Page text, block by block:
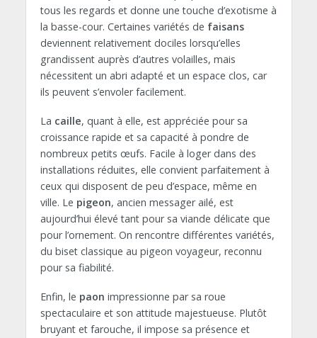
tous les regards et donne une touche d’exotisme à
la basse-cour. Certaines variétés de faisans
deviennent relativement dociles lorsqu’elles
grandissent auprès d’autres volailles, mais
nécessitent un abri adapté et un espace clos, car
ils peuvent s’envoler facilement.
La caille, quant à elle, est appréciée pour sa
croissance rapide et sa capacité à pondre de
nombreux petits œufs. Facile à loger dans des
installations réduites, elle convient parfaitement à
ceux qui disposent de peu d’espace, même en
ville. Le pigeon, ancien messager ailé, est
aujourd’hui élevé tant pour sa viande délicate que
pour l’ornement. On rencontre différentes variétés,
du biset classique au pigeon voyageur, reconnu
pour sa fiabilité.
Enfin, le paon impressionne par sa roue
spectaculaire et son attitude majestueuse. Plutôt
bruyant et farouche, il impose sa présence et